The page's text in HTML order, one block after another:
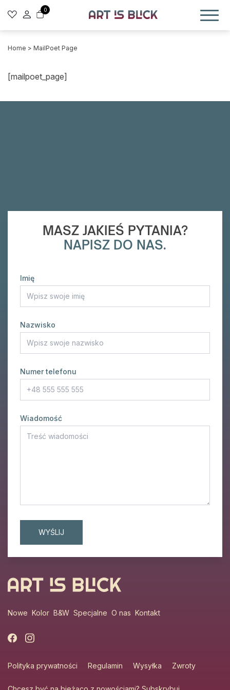
0
Home > MailPoet Page
[mailpoet_page]
MASZ JAKIEŚ PYTANIA?
NAPISZ DO NAS.
Imię
Nazwisko
Numer telefonu
Wiadomość
Nowe Kolor B&W Specjalne O nas Kontakt
Polityka prywatności Regulamin Wysyłka Zwroty